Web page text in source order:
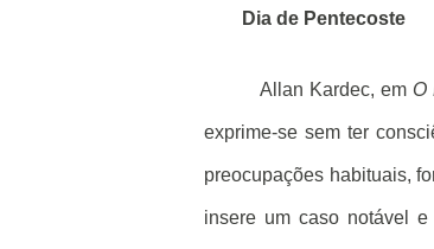
Dia de Pentecoste
Allan Kardec, em O
exprime-se sem ter
preocupações habituais,
insere um caso notável